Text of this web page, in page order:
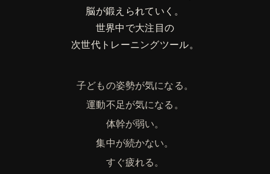
脳が鍛えられていく。
世界中で大注目の
次世代トレーニングツール。
子どもの姿勢が気になる。
運動不足が気になる。
体幹が弱い。
集中が続かない。
すぐ疲れる。